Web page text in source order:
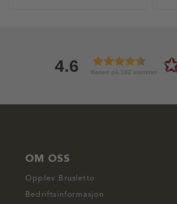
4.6 Basert på 182 stemmer
OM OSS
Opplev Brusletto
Bedriftsinformasjon